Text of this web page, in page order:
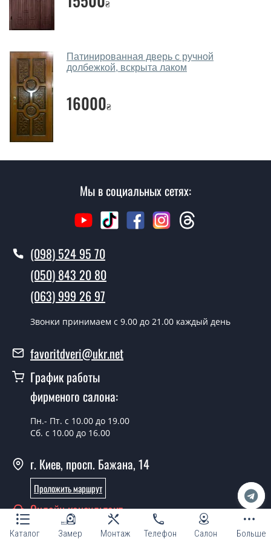
Каталог Замер Монтаж Телефон Салон Больше
Вызов замерщика-консультанта стоит 450 грн.
дверей?
Да производим. Монтаж входных дверей
производится согласно очереди, во все дни кроме
воскресенья.
Сколько стоит установка дверей
Платина со стеклом?
условии наличия их на складе, либо на следующий
день.
Можно на сегодня вызвать
У вас есть в наличии готовые двери
Да, мы имеем большой ассортимент готовых входных
дверей.
Какая стоимость самых дешевых
От 5200 грн.
Нужны двери входные эконом
класса, что посоветуете?
Каждый наш совет индивидуальный, в том числе и по
₴
Патинированная дверь с ручной
долбежкой, вскрыта лаком
16000₴
Мы в социальных сетях:
(098) 524 95 70
(050) 843 20 80
(063) 999 26 97
Звонки принимаем c 9.00 до 21.00 каждый день
favoritdveri@ukr.net
График работы
фирменого салона:
Пн.- Пт. с 10.00 до 19.00
Сб. с 10.00 до 16.00
г. Киев, просп. Бажана, 14
Проложить маршрут
Онлайн консультант